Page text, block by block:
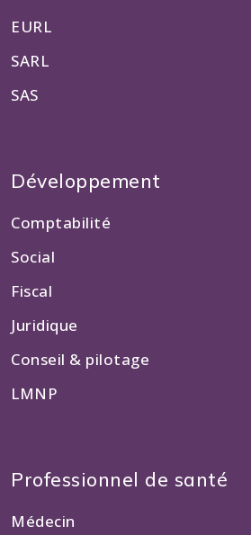
EURL
SARL
SAS
Développement
Comptabilité
Social
Fiscal
Juridique
Conseil & pilotage
LMNP
Professionnel de santé
Médecin